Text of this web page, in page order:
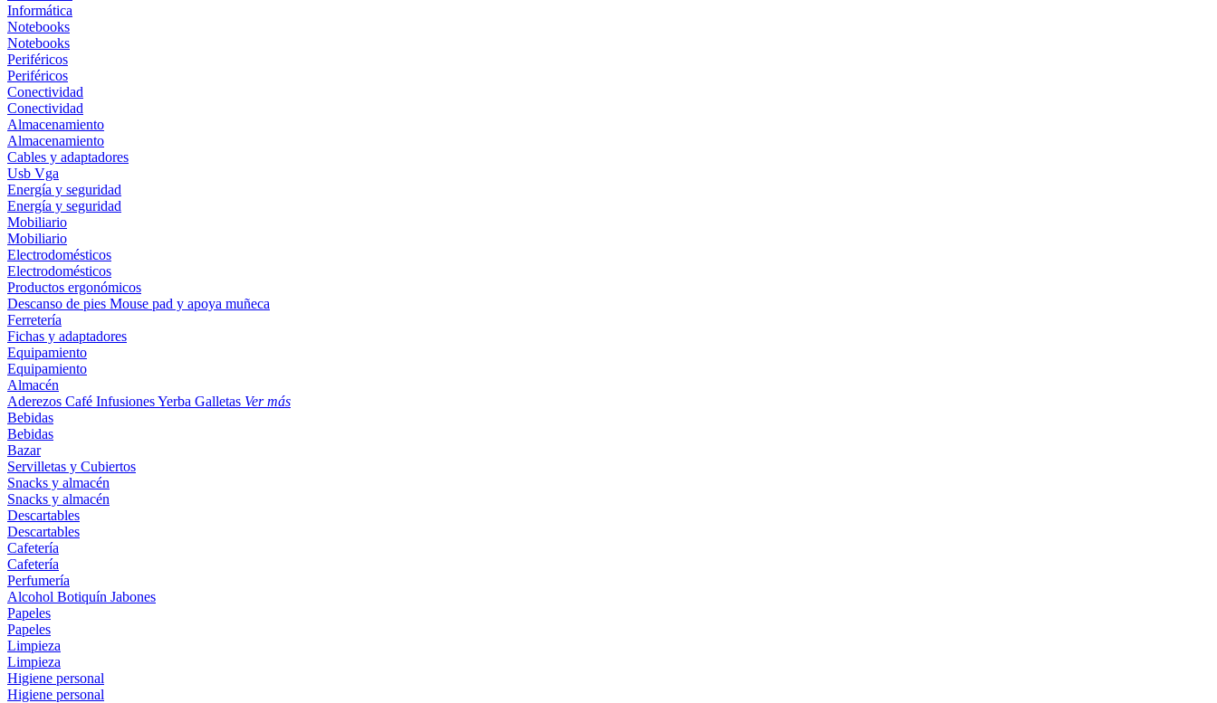
Informática
Notebooks
Notebooks
Periféricos
Periféricos
Conectividad
Conectividad
Almacenamiento
Almacenamiento
Cables y adaptadores
Usb Vga
Energía y seguridad
Energía y seguridad
Mobiliario
Mobiliario
Electrodomésticos
Electrodomésticos
Productos ergonómicos
Descanso de pies Mouse pad y apoya muñeca
Ferretería
Fichas y adaptadores
Equipamiento
Equipamiento
Almacén
Aderezos Café InfusionesYerba Galletas Ver más
Bebidas
Bebidas
Bazar
Servilletas y Cubiertos
Snacks y almacén
Snacks y almacén
Descartables
Descartables
Cafetería
Cafetería
Perfumería
Alcohol Botiquín Jabones
Papeles
Papeles
Limpieza
Limpieza
Higiene personal
Higiene personal